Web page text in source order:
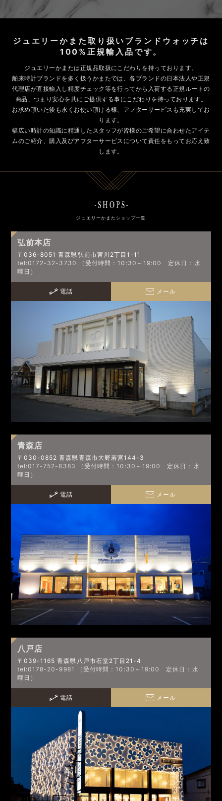
ジュエリーかまた取り扱いブランドウォッチは
100%正規輸入品です。
ジュエリーかまたは正規品取扱にこだわりを持っております。
舶来時計ブランドを多く扱うかまたでは、各ブランドの日本法人や正規
代理店が直接輸入し精度チェック等を行ってから入荷する正規ルートの
商品、つまり安心を共にご提供する事にこだわりを持っております。
お求め頂いた後も永くお使い頂ける様、アフターサービスも充実してお
ります。
幅広い時計の知識に精通したスタッフが皆様のご希望に合わせたアイテ
ムのご紹介、購入及びアフターサービスについて責任をもってお応え致
します。
ジュエリーかまたショップ一覧
弘前本店
〒036-8051 青森県弘前市宮川2丁目1-11
tel:0172-32-3730 （受付時間：10:30～19:00 定休日：水
曜日）
電話 メール
青森店
〒030-0852 青森県青森市大野若宮144-3
tel:017-752-8383 （受付時間：10:30～19:00 定休日：水
曜日）
電話 メール
八戸店
〒039-1165 青森県八戸市石堂2丁目21-4
tel:0178-20-9981 （受付時間：10:30～19:00 定休日：水
曜日）
電話 メール